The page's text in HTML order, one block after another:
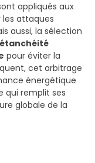
appliqués aux
les attaques
aussi, la sélection
pour éviter la
cet arbitrage
énergétique
qui remplit ses
globale de la